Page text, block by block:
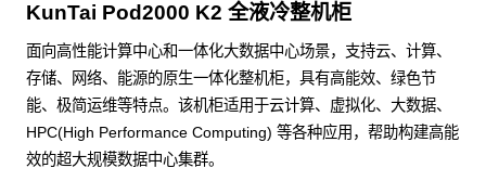
KunTai Pod2000 K2 全液冷整机柜
面向高性能计算中心和一体化大数据中心场景，支持云、计算、
存储、网络、能源的原生一体化整机柜，具有高能效、绿色节
能、极简运维等特点。该机柜适用于云计算、虚拟化、大数据、
HPC(High Performance Computing) 等各种应用，帮助构建高能
效的超大规模数据中心集群。